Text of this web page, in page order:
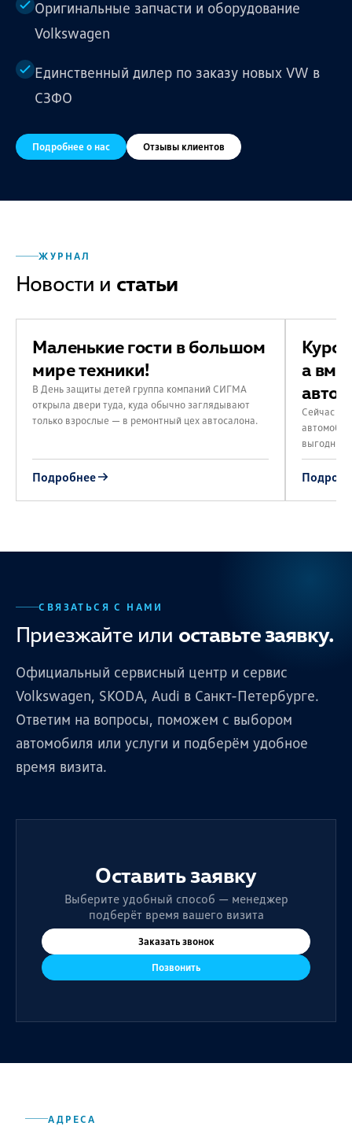
Оригинальные запчасти и оборудование
Volkswagen
Единственный дилер по заказу новых VW в
СЗФО
Подробнее о нас Отзывы клиентов
ЖУРНАЛ
Новости и статьи
Маленькие гости в большом
мире техники!
В День защиты детей группа компаний СИГМА
открыла двери туда, куда обычно заглядывают
только взрослые — в ремонтный цех автосалона.
Подробнее
Курс
а
Сейчас
выгодных
СВЯЗАТЬСЯ С НАМИ
Приезжайте или оставьте заявку.
Официальный сервисный центр и сервис
Volkswagen, SKODA, Audi в Санкт-Петербурге.
Ответим на вопросы, поможем с выбором
автомобиля или услуги и подберём удобное
время визита.
Оставить заявку
Выберите удобный способ — менеджер
подберёт время вашего визита
Заказать звонок
Позвонить
АДРЕСА